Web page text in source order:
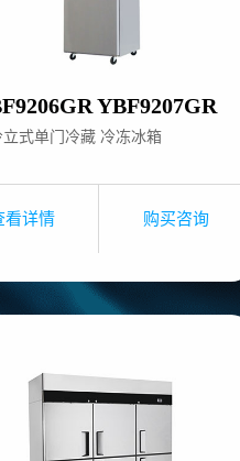
YBF9207GR
立式单门冷藏 冷冻冰箱
看详情 购买咨询